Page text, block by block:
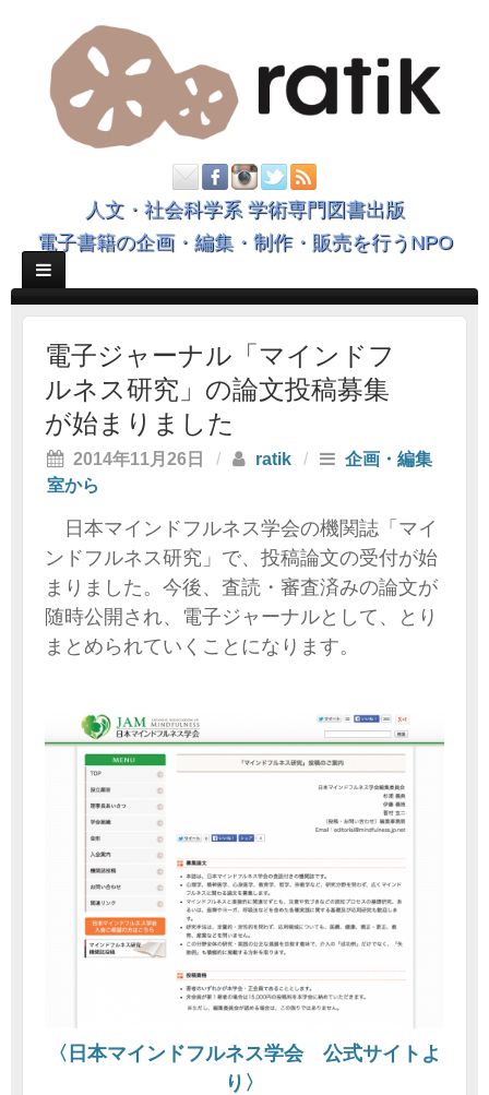
人文・社会科学系 学術専門図書出版
電子書籍の企画・編集・制作・販売を行うNPO
電子ジャーナル「マインドフ
ルネス研究」の論文投稿募集
が始まりました
2014年11月26日 / ratik /
企画・編集
室から
日本マインドフルネス学会の機関誌「マイ
ンドフルネス研究」で、投稿論文の受付が始
まりました。今後、査読・審査済みの論文が
随時公開され、電子ジャーナルとして、とり
まとめられていくことになります。
〈日本マインドフルネス学会 公式サイトよ
り〉